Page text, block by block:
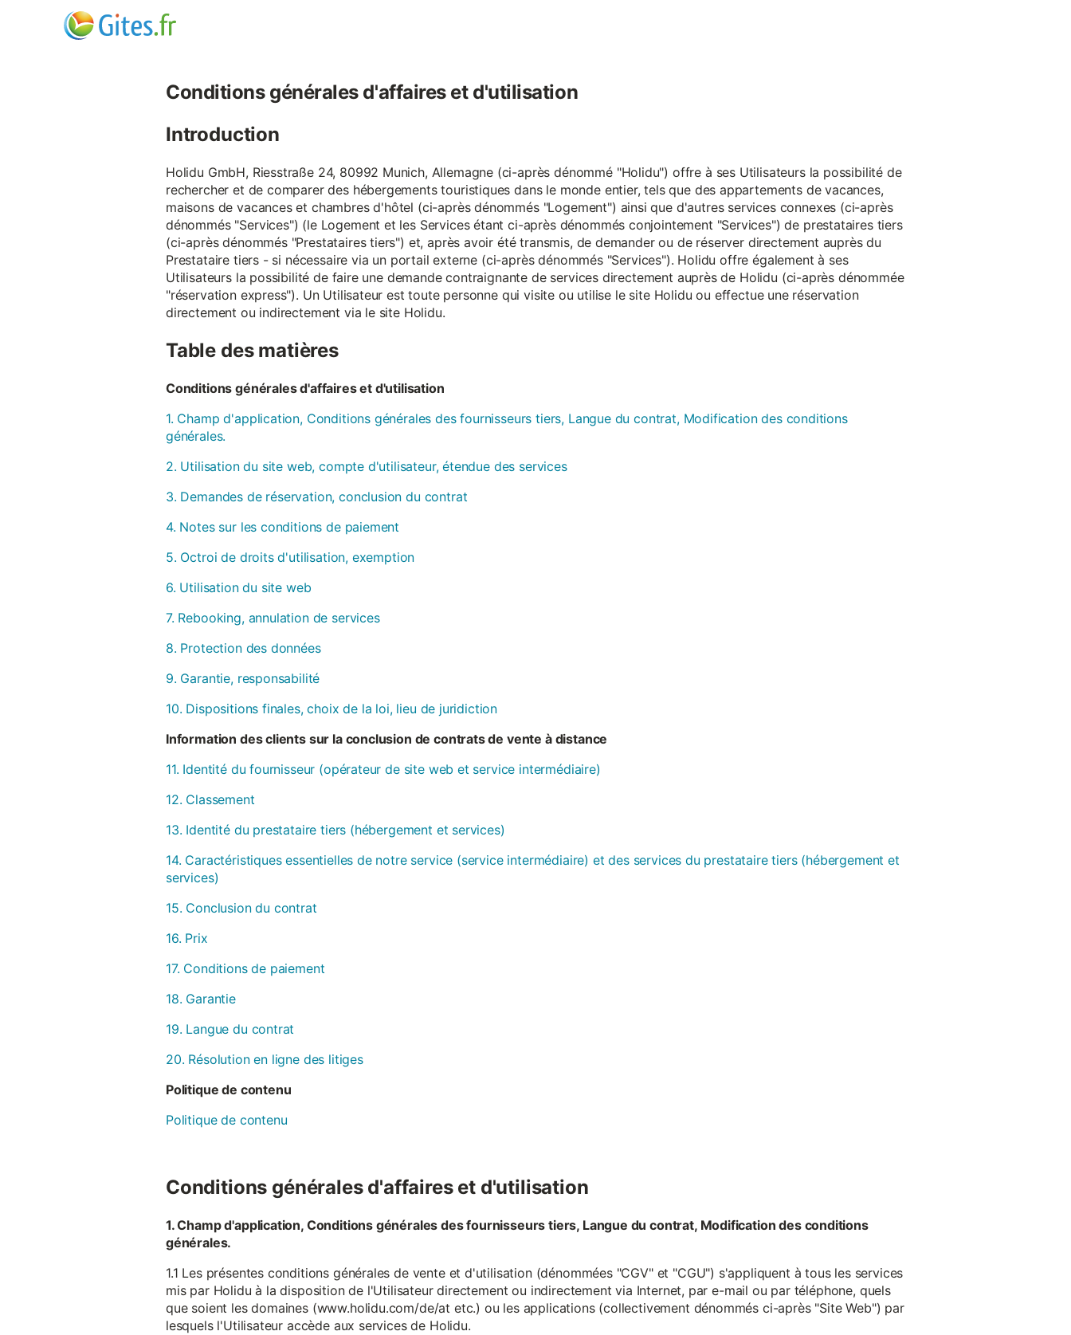
Conditions générales d'affaires et d'utilisation
Introduction
Holidu GmbH, Riesstraße 24, 80992 Munich, Allemagne (ci-après dénommé "Holidu") offre à ses Utilisateurs la possibilité de
rechercher et de comparer des hébergements touristiques dans le monde entier, tels que des appartements de vacances,
maisons de vacances et chambres d'hôtel (ci-après dénommés "Logement") ainsi que d'autres services connexes (ci-après
dénommés "Services") (le Logement et les Services étant ci-après dénommés conjointement "Services") de prestataires tiers
(ci-après dénommés "Prestataires tiers") et, après avoir été transmis, de demander ou de réserver directement auprès du
Prestataire tiers - si nécessaire via un portail externe (ci-après dénommés "Services"). Holidu offre également à ses
Utilisateurs la possibilité de faire une demande contraignante de services directement auprès de Holidu (ci-après dénommée
"réservation express"). Un Utilisateur est toute personne qui visite ou utilise le site Holidu ou effectue une réservation
directement ou indirectement via le site Holidu.
Table des matières
Conditions générales d'affaires et d'utilisation
1. Champ d'application, Conditions générales des fournisseurs tiers, Langue du contrat, Modification des conditions
générales.
2. Utilisation du site web, compte d'utilisateur, étendue des services
3. Demandes de réservation, conclusion du contrat
4. Notes sur les conditions de paiement
5. Octroi de droits d'utilisation, exemption
6. Utilisation du site web
7. Rebooking, annulation de services
8. Protection des données
9. Garantie, responsabilité
10. Dispositions finales, choix de la loi, lieu de juridiction
Information des clients sur la conclusion de contrats de vente à distance
11. Identité du fournisseur (opérateur de site web et service intermédiaire)
12. Classement
13. Identité du prestataire tiers (hébergement et services)
14. Caractéristiques essentielles de notre service (service intermédiaire) et des services du prestataire tiers (hébergement et
services)
15. Conclusion du contrat
16. Prix
17. Conditions de paiement
18. Garantie
19. Langue du contrat
20. Résolution en ligne des litiges
Politique de contenu
Politique de contenu
Conditions générales d'affaires et d'utilisation
1. Champ d'application, Conditions générales des fournisseurs tiers, Langue du contrat, Modification des conditions
générales.
1.1 Les présentes conditions générales de vente et d'utilisation (dénommées "CGV" et "CGU") s'appliquent à tous les services
mis par Holidu à la disposition de l'Utilisateur directement ou indirectement via Internet, par e-mail ou par téléphone, quels
que soient les domaines (www.holidu.com/de/at etc.) ou les applications (collectivement dénommés ci-après "Site Web") par
lesquels l'Utilisateur accède aux services de Holidu.